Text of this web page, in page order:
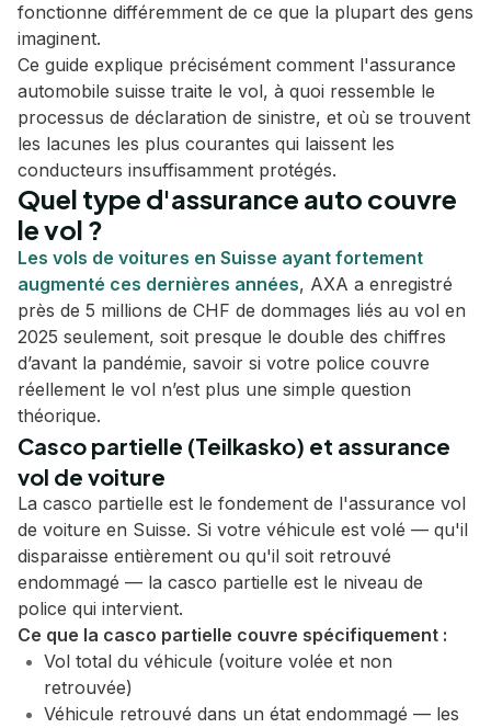
fonctionne différemment de ce que la plupart des gens
imaginent.
Ce guide explique précisément comment l'assurance
automobile suisse traite le vol, à quoi ressemble le
processus de déclaration de sinistre, et où se trouvent
les lacunes les plus courantes qui laissent les
conducteurs insuffisamment protégés.
Quel type d'assurance auto couvre
le vol ?
Les vols de voitures en Suisse ayant fortement
augmenté ces dernières années, AXA a enregistré
près de 5 millions de CHF de dommages liés au vol en
2025 seulement, soit presque le double des chiffres
d’avant la pandémie, savoir si votre police couvre
réellement le vol n’est plus une simple question
théorique.
Casco partielle (Teilkasko) et assurance
vol de voiture
La casco partielle est le fondement de l'assurance vol
de voiture en Suisse. Si votre véhicule est volé — qu'il
disparaisse entièrement ou qu'il soit retrouvé
endommagé — la casco partielle est le niveau de
police qui intervient.
Ce que la casco partielle couvre spécifiquement :
Vol total du véhicule (voiture volée et non
retrouvée)
Véhicule retrouvé dans un état endommagé — les